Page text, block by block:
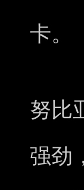
卡。
努比
强劲